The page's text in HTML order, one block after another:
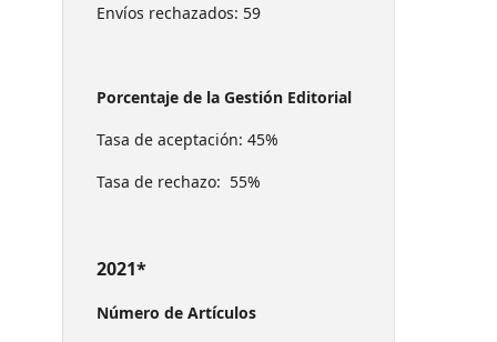
Envíos rechazados: 59
Porcentaje de la Gestión Editorial
Tasa de aceptación: 45%
Tasa de rechazo: 55%
2021*
Número de Artículos